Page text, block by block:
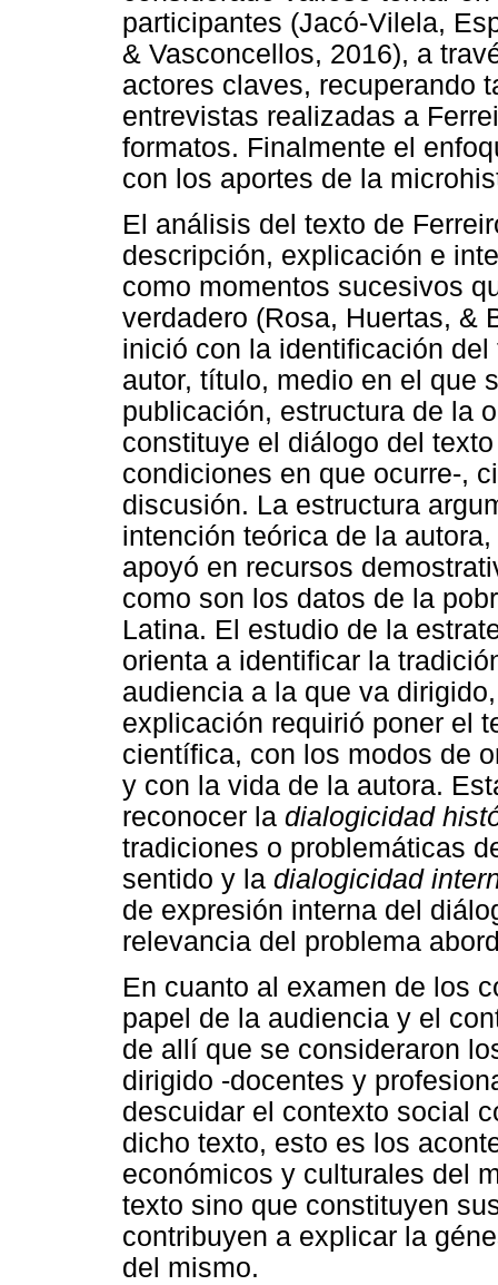
participantes (Jacó-Vilela,
& Vasconcellos, 2016), a
actores claves, recuperando
entrevistas realizadas a
formatos. Finalmente el
con los aportes de la
El análisis del texto de
descripción, explicación e
como momentos sucesivos
verdadero (Rosa, Huertas, &
inició con la identificación
autor, título, medio en el que
publicación, estructura de la
constituye el diálogo del
condiciones en que ocurre-,
discusión. La estructura
intención teórica de la
apoyó en recursos
como son los datos de la
Latina. El estudio de la
orienta a identificar la
audiencia a la que va
explicación requirió poner el
científica, con los modos de
y con la vida de la autora.
reconocer la dialogicidad
tradiciones o problemáticas
sentido y la dialogicidad
de expresión interna del
relevancia del problema
En cuanto al examen de los
papel de la audiencia y el
de allí que se consideraron
dirigido -docentes y
descuidar el contexto social
dicho texto, esto es los
económicos y culturales del
texto sino que constituyen
contribuyen a explicar la
del mismo.